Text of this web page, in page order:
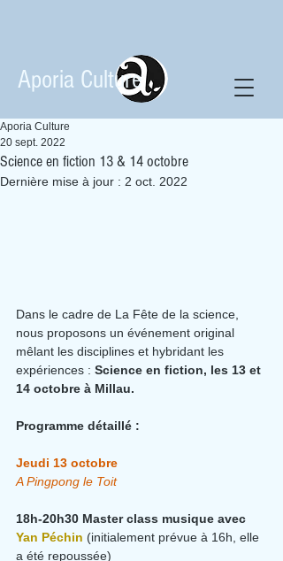
Aporia Culture
Science en fiction 13 & 14 octobre
Aporia Culture
20 sept. 2022
Dernière mise à jour : 2 oct. 2022
Dans le cadre de La Fête de la science,
nous proposons un événement original
mêlant les disciplines et hybridant les
expériences : Science en fiction, les 13 et
14 octobre à Millau.
Programme détaillé :
Jeudi 13 octobre
A Pingpong le Toit
18h-20h30 Master class musique avec
Yan Péchin (initialement prévue à 16h, elle
a été repoussée)